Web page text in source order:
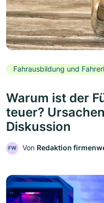
Fahrausbildung und
Warum ist der
teuer?
Diskussion
FW Von Redaktion